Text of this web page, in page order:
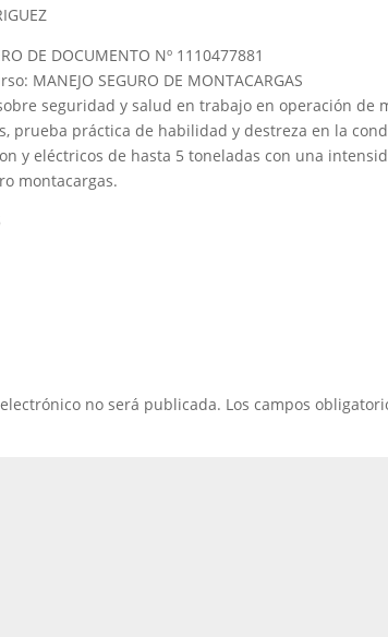
DE DOCUMENTO Nº 1110477881
MANEJO SEGURO DE MONTACARGAS
seguridad y salud en trabajo en operación de
prueba práctica de habilidad y destreza en la
y eléctricos de hasta 5 toneladas con una
montacargas.
no será publicada. Los campos